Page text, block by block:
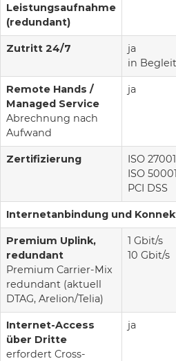
Leistungsaufnahme
(redundant)
Zutritt 24/7
ja
in
Remote Hands /
Managed Service
Abrechnung nach
Aufwand
ja
Zertifizierung
ISO 27001
ISO 50001
PCI DSS
Internetanbindung und
Premium Uplink,
redundant
Premium Carrier-Mix
redundant (aktuell
DTAG, Arelion/Telia)
1 Gbit/s
10 Gbit/s
Internet-Access
über Dritte
erfordert Cross-
ja